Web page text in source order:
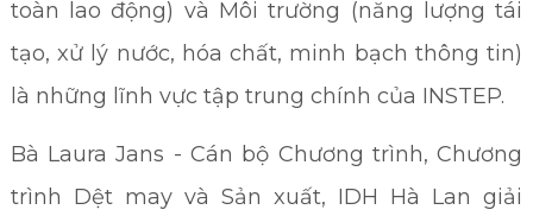
toàn lao động) và Môi trường (năng lượng tái
tạo, xử lý nước, hóa chất, minh bạch thông tin)
là những lĩnh vực tập trung chính của INSTEP.
Bà Laura Jans - Cán bộ Chương trình, Chương
trình Dệt may và Sản xuất, IDH Hà Lan giải